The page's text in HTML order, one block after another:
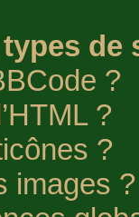
de
?
?
?
images ?